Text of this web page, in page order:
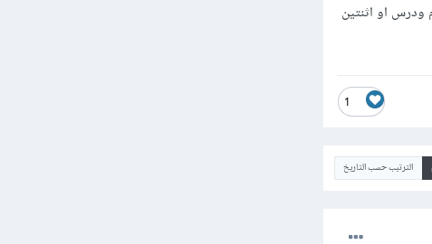
ودرس او اثنتين
1
الترتيب حسب التاريخ